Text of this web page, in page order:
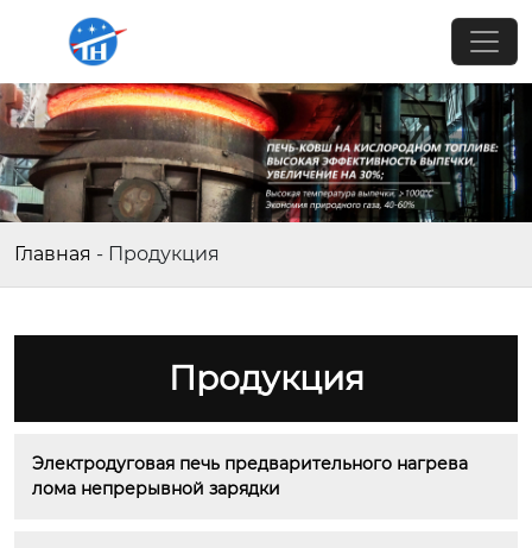
Главная - Продукция
Продукция
Электродуговая печь предварительного нагрева
лома непрерывной зарядки